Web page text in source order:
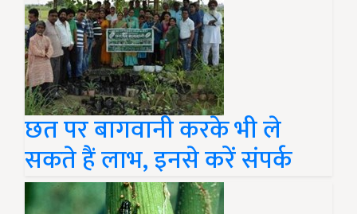
छत पर बागवानी करके भी ले
सकते हैं लाभ, इनसे करें संपर्क